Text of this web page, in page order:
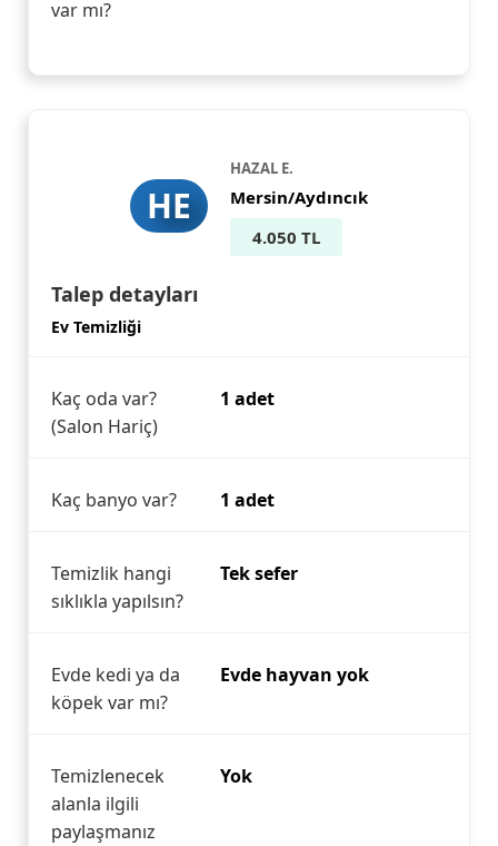
var mı?
HE
HAZAL E.
Mersin/Aydıncık
4.050 TL
Talep detayları
Ev Temizliği
Kaç oda var?
(Salon Hariç)
1 adet
Kaç banyo var? 1 adet
Temizlik hangi
sıklıkla yapılsın?
Tek sefer
Evde kedi ya da
köpek var mı?
Evde hayvan yok
Temizlenecek
alanla ilgili
paylaşmanız
Yok